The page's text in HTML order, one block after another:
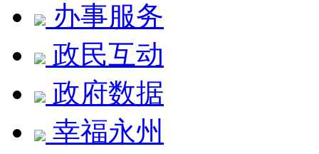
办事服务
政民互动
政府数据
幸福永州